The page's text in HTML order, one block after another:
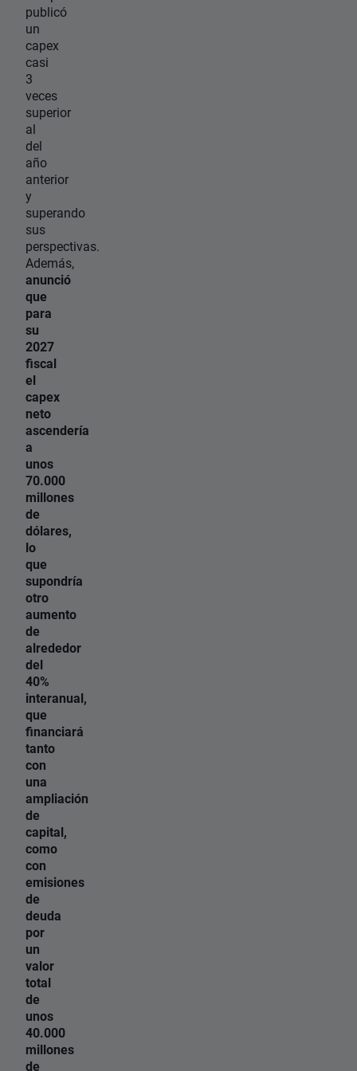
publicó
un
capex
casi
3
veces
superior
al
del
año
anterior
y
superando
sus
perspectivas.
Además,
anunció
que
para
su
2027
fiscal
el
capex
neto
ascendería
a
unos
70.000
millones
de
dólares,
lo
que
supondría
otro
aumento
de
alrededor
del
40%
interanual,
que
financiará
tanto
con
una
ampliación
de
capital,
como
con
emisiones
de
deuda
por
un
valor
total
de
unos
40.000
millones
de